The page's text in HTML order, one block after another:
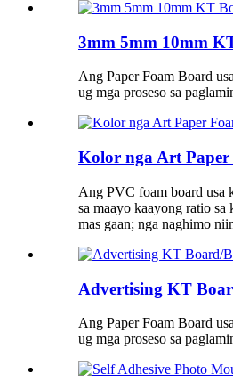
3mm 5mm 10mm
Ang Paper Foam Board
ug mga proseso sa
Kolor nga Art
Ang PVC foam board usa
sa maayo kaayong ratio sa
mas gaan; nga naghimo
Advertising KT
Ang Paper Foam Board
ug mga proseso sa